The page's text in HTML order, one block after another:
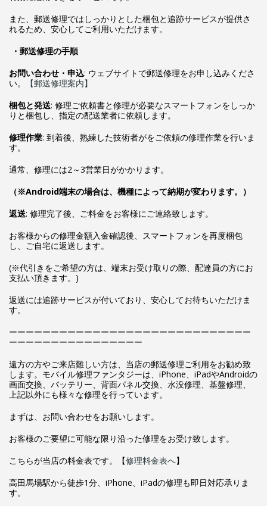
また、郵送修理ではしっかりとした梱包と追跡サービスが提供さ
れるため、安心してご利用いただけます。
・郵送修理の手順
お問い合わせ・申込: ウェブサイトで郵送修理をお申し込みくださ
い。
【郵送修理案内】
梱包と発送: 修理ご依頼書と修理が必要なスマートフォンをしっか
りと梱包し、指定の配送業者に依頼します。
修理作業: 到着後、熟練した技術者がをご依頼の修理作業を行いま
す。
通常、修理には2～3営業日がかかります。
（※Android端末の場合は、機種によって納期が変わります。）
返送: 修理完了後、ご料金をお客様にご連絡致します。
お客様からの修理金額入金確認後、スマートフォンを再度梱包
し、ご自宅に返送します。
(※代引きをご希望の方は、端末お受け取りの際、配達員の方にお
支払い頂きます。)
返送には追跡サービスが付いており、安心してお待ちいただけま
す。
ーーーーーーーーーーーーーーーーーーーーーーーーーーーーー
ーーーーーーーーーーーーーーーー
遠方の方やご来店難しい方は、当店の郵送修理ご利用をお勧め致
します。モバイル修理ファンタジーは、iPhone、iPadやAndroidの
画面交換、バッテリー、背面パネル交換、水没修理、基盤修理、
上記以外にも様々な修理を行っています。
まずは、お問い合わせをお願いします。
お客様のご要望に可能な限り沿った修理をお受け致します。
こちらが当店の料金表です。【修理料金表へ】
高田馬場駅から徒歩1分、iPhone、iPadの修理も即日対応承りま
す。